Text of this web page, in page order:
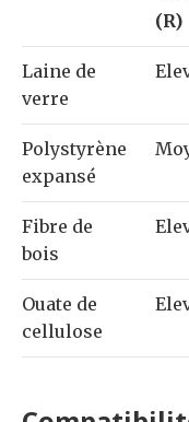
(R)
Laine de
verre
Polystyrène
expansé
Fibre de
bois
Ouate de
cellulose